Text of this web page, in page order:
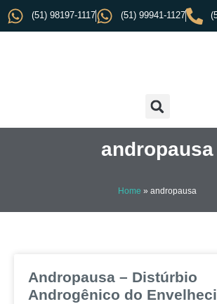
(51) 98197-1117 (51) 99941-1127
andropausa
Home » andropausa
Andropausa – Distúrbio
Androgênico do